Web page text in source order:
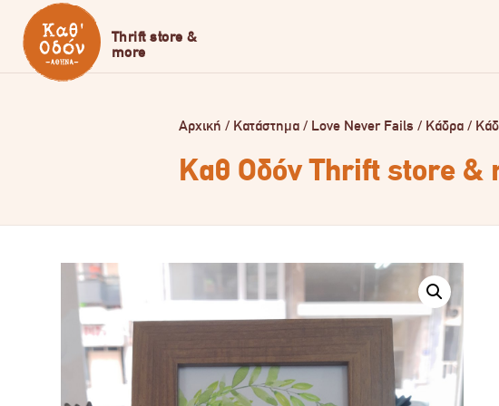
Αρχική / Κατάστημα / Love Never Fails / Κάδρα /
Καθ Οδόν Thrift store &